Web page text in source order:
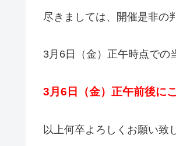
尽きましては、開催是非の
3月6日（金）正午時点での
3月6日（金）正午前後に
以上何卒よろしくお願い致